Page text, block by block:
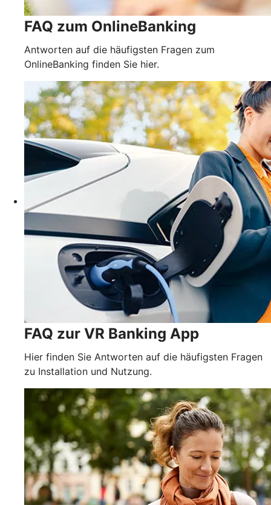
FAQ zum OnlineBanking
Antworten auf die häufigsten Fragen zum
OnlineBanking finden Sie hier.
FAQ zur VR Banking App
Hier finden Sie Antworten auf die häufigsten Fragen
zu Installation und Nutzung.